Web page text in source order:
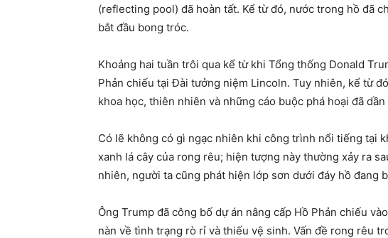
(reflecting pool) đã hoàn tất. Kể từ đó, nước trong hồ đã
bắt đầu bong tróc.
Khoảng hai tuần trôi qua kể từ khi Tổng thống Donald
Phản chiếu tại Đài tưởng niệm Lincoln. Tuy nhiên, kể từ
khoa học, thiên nhiên và những cáo buộc phá hoại đã
Có lẽ không có gì ngạc nhiên khi công trình nổi tiếng tại
xanh lá cây của rong rêu; hiện tượng này thường xảy ra
nhiên, người ta cũng phát hiện lớp sơn dưới đáy hồ đang
Ông Trump đã công bố dự án nâng cấp Hồ Phản chiếu
nàn về tình trạng rò rỉ và thiếu vệ sinh. Vấn đề rong rêu